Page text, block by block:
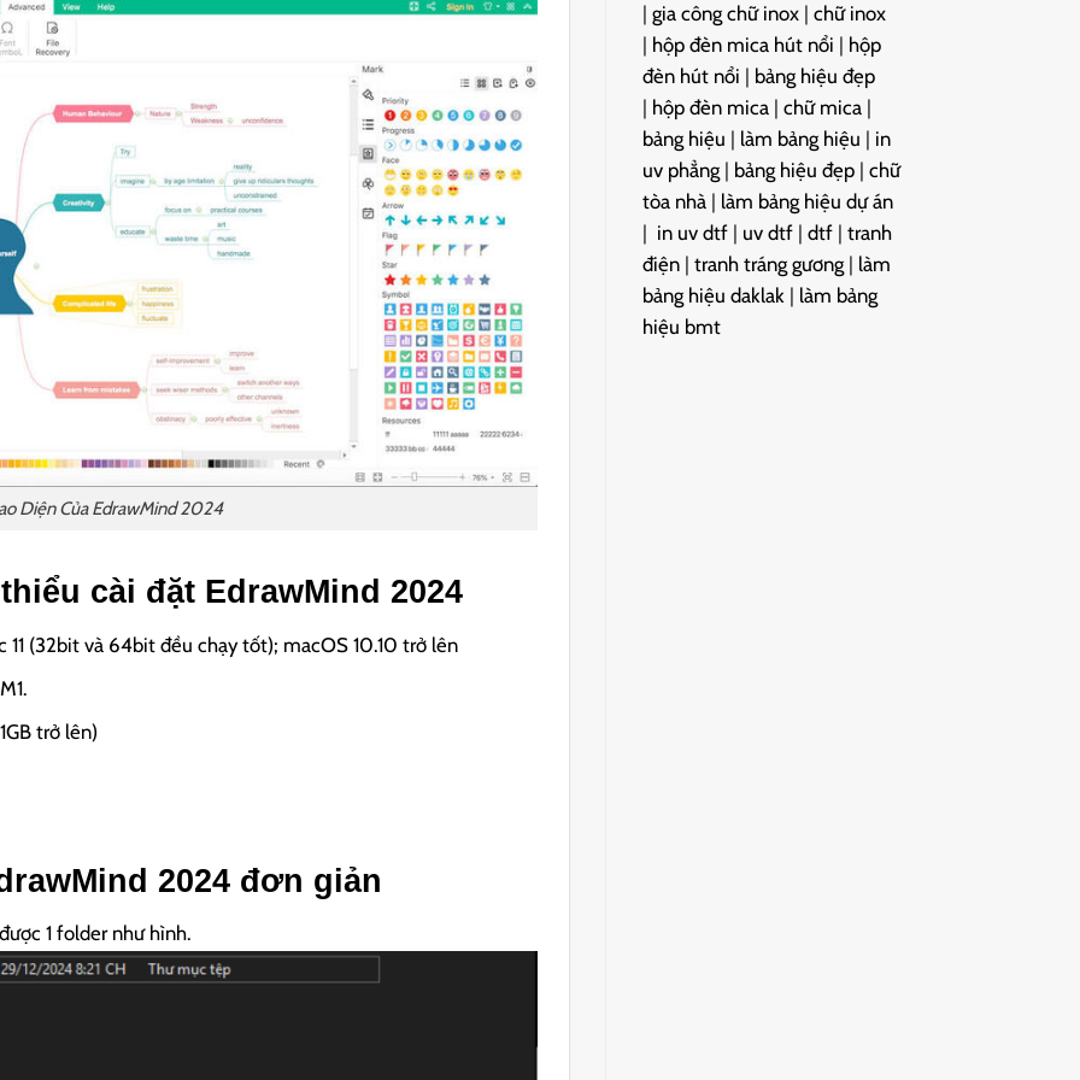
Diện Của EdrawMind 2024
cài đặt EdrawMind 2024
11 (32bit và 64bit đều chạy tốt); macOS 10.10 trở lên
trở lên)
2024 đơn giản
1 folder như hình.
| gia công chữ inox| chữ inox
| hộp đèn mica hút nổi | hộp
đèn hút nổi | bảng hiệu đẹp
| hộp đèn mica| chữ mica|
bảng hiệu | làm bảng hiệu | in
uv phẳng| bảng hiệu đẹp| chữ
tòa nhà| làm bảng hiệu dự án
| in uv dtf| uv dtf| dtf| tranh
điện| tranh tráng gương| làm
bảng hiệu daklak| làm bảng
hiệu bmt